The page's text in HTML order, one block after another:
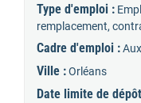
Type d'emploi :
remplacement,
Cadre d'emploi :
Ville :Orléans
Date limite de